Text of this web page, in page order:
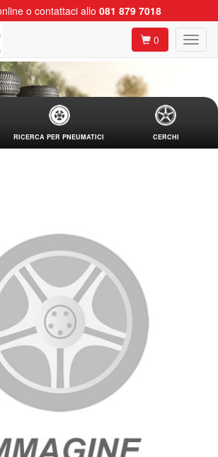
o contattaci allo 081 879 7018
0
RICERCA PER PNEUMATICI CERCHI